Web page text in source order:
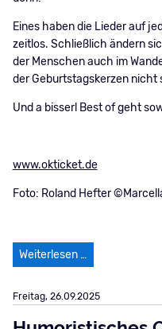
Eines haben die Lieder auf
zeitlos. Schließlich ändern
der Menschen auch im
der Geburtstagskerzen nicht
Und a bisserl Best of geht
www.okticket.de
Foto: Roland Hefter
Weiterlesen …
Freitag, 26.09.2025